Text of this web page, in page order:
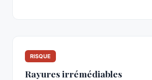
RISQUE
Rayures irrémédiables